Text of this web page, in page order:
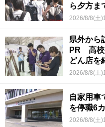
ら夕方ま
2026/8/8(土
県外から
PR 高校
どん店を
2026/8/8(土
自家用車
を停職6
2026/8/8(土